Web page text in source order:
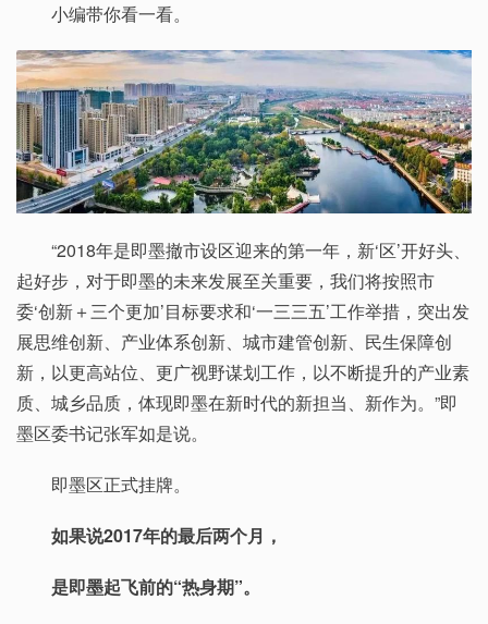
小编带你看一看。
“2018年是即墨撤市设区迎来的第一年，新‘区’开好头、
起好步，对于即墨的未来发展至关重要，我们将按照市
委‘创新＋三个更加’目标要求和‘一三三五’工作举措，突出发
展思维创新、产业体系创新、城市建管创新、民生保障创
新，以更高站位、更广视野谋划工作，以不断提升的产业素
质、城乡品质，体现即墨在新时代的新担当、新作为。”即
墨区委书记张军如是说。
即墨区正式挂牌。
如果说2017年的最后两个月，
是即墨起飞前的“热身期”。